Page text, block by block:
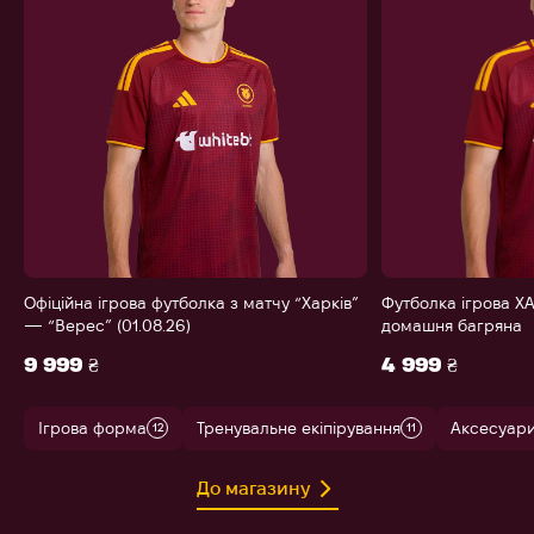
Офіційна ігрова футболка з матчу “Харків”
— “Верес” (01.08.26)
9 999 ₴
Футболка ігрова
домашня багряна
4 999 ₴
Ігрова форма 12 Тренувальне екіпірування 11
До магазину